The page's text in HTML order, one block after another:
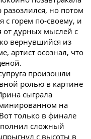
но потом
с горем по-своему, и
от дурных мыслей с
вернувшийся из
артист осознал, что
произошли
ролью в картине
сыграла
на
только в финале
сложный
с высоты в